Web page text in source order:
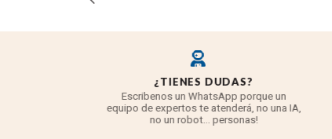
¿TIENES DUDAS?
Escribenos un WhatsApp porque un
equipo de expertos te atenderá, no una IA,
no un robot... personas!